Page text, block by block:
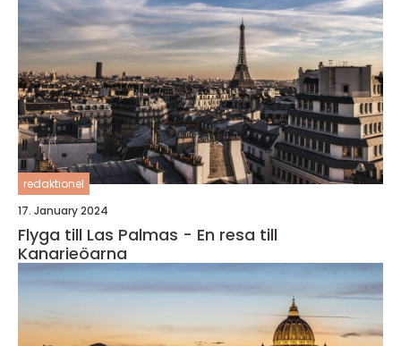
redaktionel
17. January 2024
Flyga till Las Palmas - En resa till
Kanarieöarna